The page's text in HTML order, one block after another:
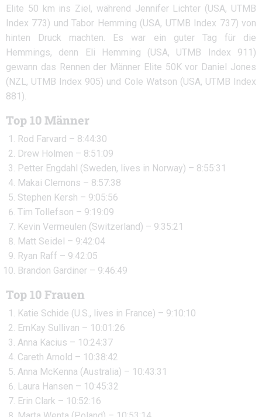
Elite 50 km ins Ziel, während Jennifer Lichter (USA, UTMB
Index 773) und Tabor Hemming (USA, UTMB Index 737) von
hinten Druck machten. Es war ein guter Tag für die
Hemmings, denn Eli Hemming (USA, UTMB Index 911)
gewann das Rennen der Männer Elite 50K vor Daniel Jones
(NZL, UTMB Index 905) und Cole Watson (USA, UTMB Index
881).
Top 10 Männer
Rod Farvard – 8:44:30
Drew Holmen – 8:51:09
Petter Engdahl (Sweden, lives in Norway) – 8:55:31
Makai Clemons – 8:57:38
Stephen Kersh – 9:05:56
Tim Tollefson – 9:19:09
Kevin Vermeulen (Switzerland) – 9:35:21
Matt Seidel – 9:42:04
Ryan Raff – 9:42:05
Brandon Gardiner – 9:46:49
Top 10 Frauen
Katie Schide (U.S., lives in France) – 9:10:10
EmKay Sullivan – 10:01:26
Anna Kacius – 10:24:37
Careth Arnold – 10:38:42
Anna McKenna (Australia) – 10:43:31
Laura Hansen – 10:45:32
Erin Clark – 10:52:16